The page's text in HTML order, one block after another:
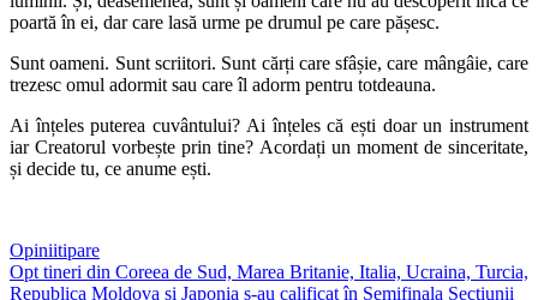
poartă în ei, dar care lasă urme pe drumul pe care pășesc.
Sunt oameni. Sunt scriitori. Sunt cărți care sfâșie, care mângâie, care
trezesc omul adormit sau care îl adorm pentru totdeauna.
Ai înțeles puterea cuvântului? Ai înțeles că ești doar un instrument
iar Creatorul vorbește prin tine? Acordați un moment de sinceritate,
și decide tu, ce anume ești.
Opiniitipare
Post
Opt tineri din Coreea de Sud, Marea Britanie, Italia, Ucraina, Turcia,
Republica Moldova și Japonia s-au calificat în Semifinala Secțiunii